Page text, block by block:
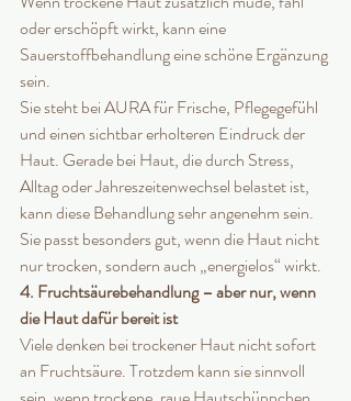
oder erschöpft wirkt, kann eine
Sauerstoffbehandlung eine schöne Ergänzung
sein.
Sie steht bei AURA für Frische, Pflegegefühl
und einen sichtbar erholteren Eindruck der
Haut. Gerade bei Haut, die durch Stress,
Alltag oder Jahreszeitenwechsel belastet ist,
kann diese Behandlung sehr angenehm sein.
Sie passt besonders gut, wenn die Haut nicht
nur trocken, sondern auch „energielos“ wirkt.
4. Fruchtsäurebehandlung – aber nur, wenn
die Haut dafür bereit ist
Viele denken bei trockener Haut nicht sofort
an Fruchtsäure. Trotzdem kann sie sinnvoll